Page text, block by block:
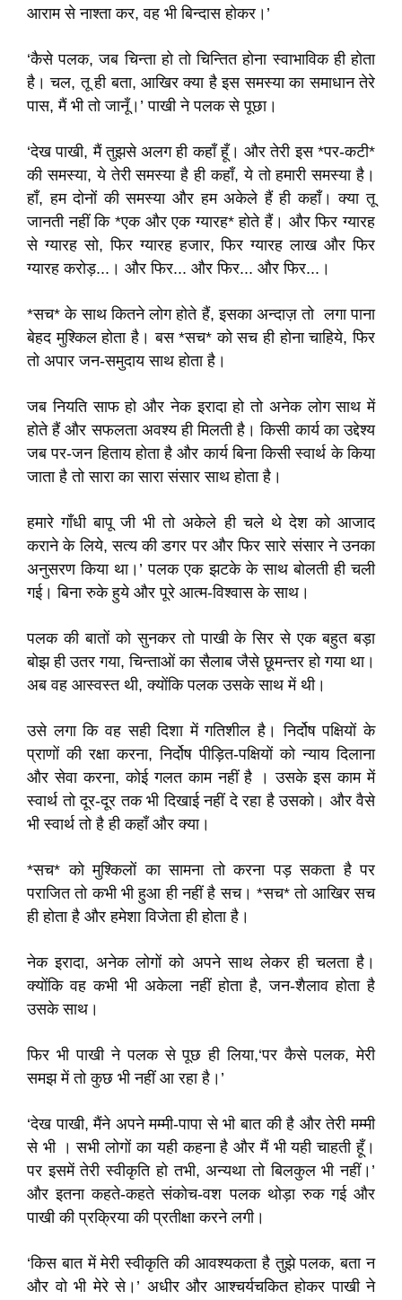
आराम से नाश्ता कर, वह भी बिन्दास होकर।’
‘कैसे पलक, जब चिन्ता हो तो चिन्तित होना स्वाभाविक ही होता
है। चल, तू ही बता, आखिर क्या है इस समस्या का समाधान तेरे
पास, मैं भी तो जानूँ।’ पाखी ने पलक से पूछा।
‘देख पाखी, मैं तुझसे अलग ही कहाँ हूँ। और तेरी इस *पर-कटी*
की समस्या, ये तेरी समस्या है ही कहाँ, ये तो हमारी समस्या है।
हाँ, हम दोनों की समस्या और हम अकेले हैं ही कहाँ। क्या तू
जानती नहीं कि *एक और एक ग्यारह* होते हैं। और फिर ग्यारह
से ग्यारह सो, फिर ग्यारह हजार, फिर ग्यारह लाख और फिर
ग्यारह करोड़...। और फिर... और फिर... और फिर...।
*सच* के साथ कितने लोग होते हैं, इसका अन्दाज़ तो लगा पाना
बेहद मुश्किल होता है। बस *सच* को सच ही होना चाहिये, फिर
तो अपार जन-समुदाय साथ होता है।
जब नियति साफ हो और नेक इरादा हो तो अनेक लोग साथ में
होते हैं और सफलता अवश्य ही मिलती है। किसी कार्य का उद्देश्य
जब पर-जन हिताय होता है और कार्य बिना किसी स्वार्थ के किया
जाता है तो सारा का सारा संसार साथ होता है।
हमारे गाँधी बापू जी भी तो अकेले ही चले थे देश को आजाद
कराने के लिये, सत्य की डगर पर और फिर सारे संसार ने उनका
अनुसरण किया था।’ पलक एक झटके के साथ बोलती ही चली
गई। बिना रुके हुये और पूरे आत्म-विश्वास के साथ।
पलक की बातों को सुनकर तो पाखी के सिर से एक बहुत बड़ा
बोझ ही उतर गया, चिन्ताओं का सैलाब जैसे छूमन्तर हो गया था।
अब वह आस्वस्त थी, क्योंकि पलक उसके साथ में थी।
उसे लगा कि वह सही दिशा में गतिशील है। निर्दोष पक्षियों के
प्राणों की रक्षा करना, निर्दोष पीड़ित-पक्षियों को न्याय दिलाना
और सेवा करना, कोई गलत काम नहीं है । उसके इस काम में
स्वार्थ तो दूर-दूर तक भी दिखाई नहीं दे रहा है उसको। और वैसे
भी स्वार्थ तो है ही कहाँ और क्या।
*सच* को मुश्किलों का सामना तो करना पड़ सकता है पर
पराजित तो कभी भी हुआ ही नहीं है सच। *सच* तो आखिर सच
ही होता है और हमेशा विजेता ही होता है।
नेक इरादा, अनेक लोगों को अपने साथ लेकर ही चलता है।
क्योंकि वह कभी भी अकेला नहीं होता है, जन-शैलाव होता है
उसके साथ।
फिर भी पाखी ने पलक से पूछ ही लिया,‘पर कैसे पलक, मेरी
समझ में तो कुछ भी नहीं आ रहा है।’
‘देख पाखी, मैंने अपने मम्मी-पापा से भी बात की है और तेरी मम्मी
से भी । सभी लोगों का यही कहना है और मैं भी यही चाहती हूँ।
पर इसमें तेरी स्वीकृति हो तभी, अन्यथा तो बिलकुल भी नहीं।’
और इतना कहते-कहते संकोच-वश पलक थोड़ा रुक गई और
पाखी की प्रक्रिया की प्रतीक्षा करने लगी।
‘किस बात में मेरी स्वीकृति की आवश्यकता है तुझे पलक, बता न
और वो भी मेरे से।’ अधीर और आश्चर्यचकित होकर पाखी ने